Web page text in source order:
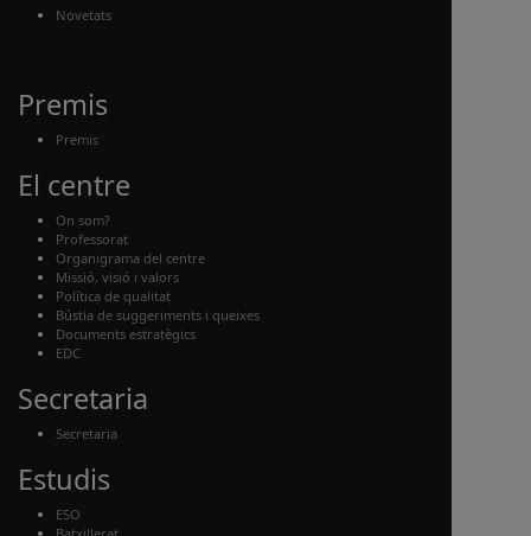
Novetats
Premis
Premis
El centre
On som?
Professorat
Organigrama del centre
Missió, visió i valors
Política de qualitat
Bústia de suggeriments i queixes
Documents estratègics
EDC
Secretaria
Secretaria
Estudis
ESO